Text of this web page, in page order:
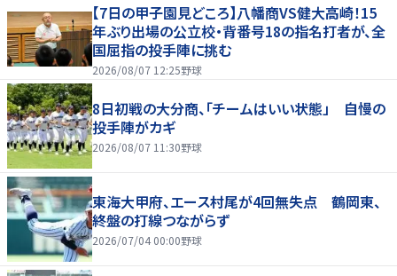
【7日の甲子園見どころ】八幡商VS健大高崎！15
年ぶり出場の公立校・背番号18の指名打者が、全
国屈指の投手陣に挑む
2026/08/07 12:25野球
8日初戦の大分商、「チームはいい状態」 自慢の
投手陣がカギ
2026/08/07 11:30野球
東海大甲府、エース村尾が4回無失点 鶴岡東、
終盤の打線つながらず
2026/07/04 00:00野球